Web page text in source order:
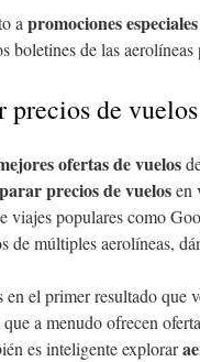
a promociones
boletines de las
precios de vuelos
ofertas de vuelos
precios de vuelosen
viajes populares como
de múltiples aerolíneas,
en el primer resultado que
que a menudo ofrecen
es inteligente explorar